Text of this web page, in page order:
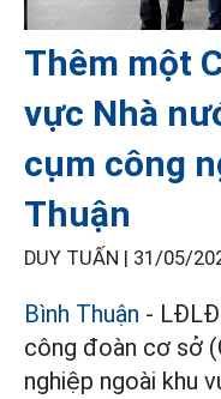
Thêm một
vực Nhà
cụm công
Thuận
DUY TUẤN | 31/05/
Bình Thuận -
công đoàn cơ sở
nghiệp ngoài khu